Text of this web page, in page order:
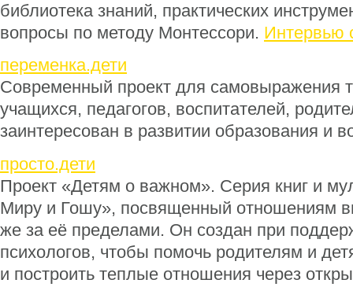
библиотека знаний, практических
вопросы по методу Монтессори. Интервью
переменка.дети
Современный проект для самовыражения
учащихся, педагогов, воспитателей,
заинтересован в развитии образования и
просто.дети
Проект «Детям о важном». Серия книг и
Миру и Гошу», посвященный отношениям
же за её пределами. Он создан при
психологов, чтобы помочь родителям и
и построить теплые отношения через